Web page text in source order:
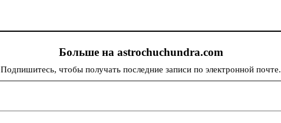
Больше на astrochuchundra.com
Подпишитесь, чтобы получать последние записи по электронной почте.